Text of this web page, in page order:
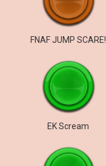
FNAF JUMP SCARE!
EK Scream